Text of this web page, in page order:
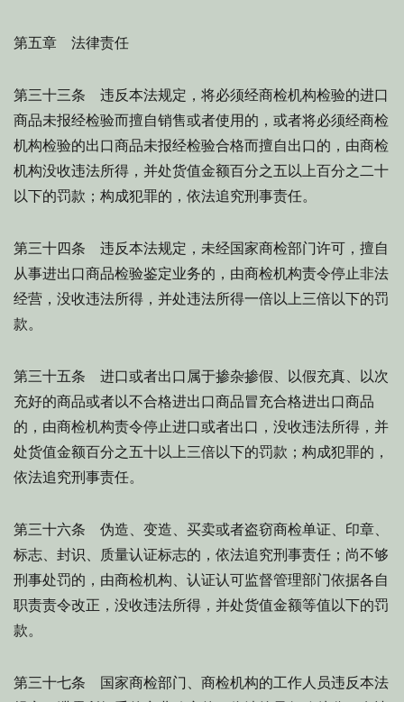
第五章 法律责任
第三十三条 违反本法规定，将必须经商检机构检验的进口
商品未报经检验而擅自销售或者使用的，或者将必须经商检
机构检验的出口商品未报经检验合格而擅自出口的，由商检
机构没收违法所得，并处货值金额百分之五以上百分之二十
以下的罚款；构成犯罪的，依法追究刑事责任。
第三十四条 违反本法规定，未经国家商检部门许可，擅自
从事进出口商品检验鉴定业务的，由商检机构责令停止非法
经营，没收违法所得，并处违法所得一倍以上三倍以下的罚
款。
第三十五条 进口或者出口属于掺杂掺假、以假充真、以次
充好的商品或者以不合格进出口商品冒充合格进出口商品
的，由商检机构责令停止进口或者出口，没收违法所得，并
处货值金额百分之五十以上三倍以下的罚款；构成犯罪的，
依法追究刑事责任。
第三十六条 伪造、变造、买卖或者盗窃商检单证、印章、
标志、封识、质量认证标志的，依法追究刑事责任；尚不够
刑事处罚的，由商检机构、认证认可监督管理部门依据各自
职责责令改正，没收违法所得，并处货值金额等值以下的罚
款。
第三十七条 国家商检部门、商检机构的工作人员违反本法